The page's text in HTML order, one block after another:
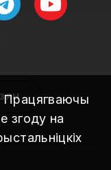
Працягваючы
згоду на